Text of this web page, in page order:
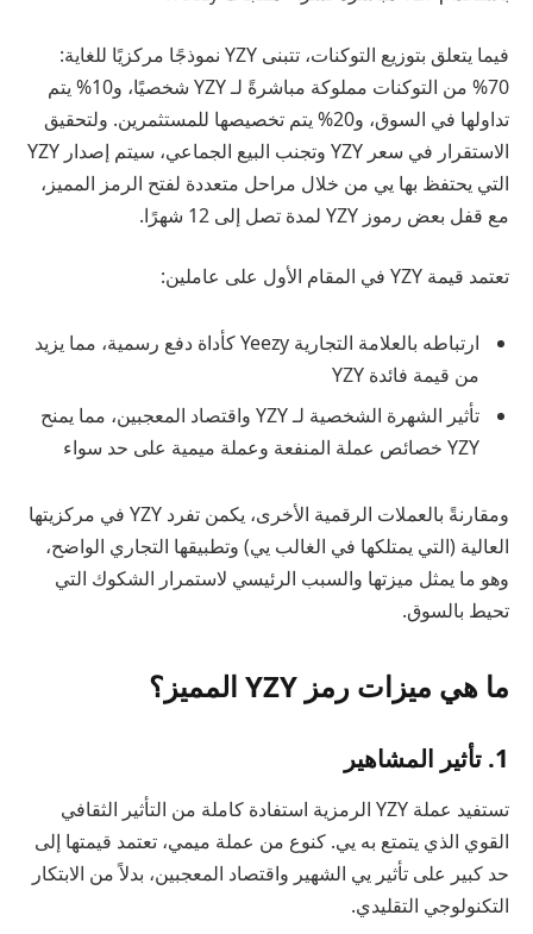
فيما يتعلق بتوزيع التوكنات، تتبنى YZY نموذجًا مركزيًا للغاية:
70% من التوكنات مملوكة مباشرةً لـ YZY شخصيًا، و10% يتم
تداولها في السوق، و20% يتم تخصيصها للمستثمرين. ولتحقيق
الاستقرار في سعر YZY وتجنب البيع الجماعي، سيتم إصدار YZY
التي يحتفظ بها يي من خلال مراحل متعددة لفتح الرمز المميز،
مع قفل بعض رموز YZY لمدة تصل إلى 12 شهرًا.
تعتمد قيمة YZY في المقام الأول على عاملين:
ارتباطه بالعلامة التجارية Yeezy كأداة دفع رسمية، مما يزيد
من قيمة فائدة YZY
تأثير الشهرة الشخصية لـ YZY واقتصاد المعجبين، مما يمنح
YZY خصائص عملة المنفعة وعملة ميمية على حد سواء
ومقارنةً بالعملات الرقمية الأخرى، يكمن تفرد YZY في مركزيتها
العالية (التي يمتلكها في الغالب يي) وتطبيقها التجاري الواضح،
وهو ما يمثل ميزتها والسبب الرئيسي لاستمرار الشكوك التي
تحيط بالسوق.
ما هي ميزات رمز YZY المميز؟
1. تأثير المشاهير
تستفيد عملة YZY الرمزية استفادة كاملة من التأثير الثقافي
القوي الذي يتمتع به يي. كنوع من عملة ميمي، تعتمد قيمتها إلى
حد كبير على تأثير يي الشهير واقتصاد المعجبين، بدلاً من الابتكار
التكنولوجي التقليدي.